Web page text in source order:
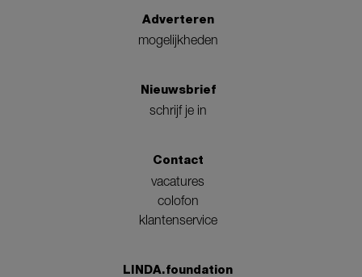
Adverteren
mogelijkheden
Nieuwsbrief
schrijf je in
Contact
vacatures
colofon
klantenservice
LINDA.foundation